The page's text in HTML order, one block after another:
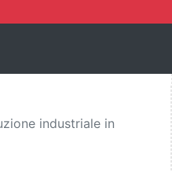
industriale in